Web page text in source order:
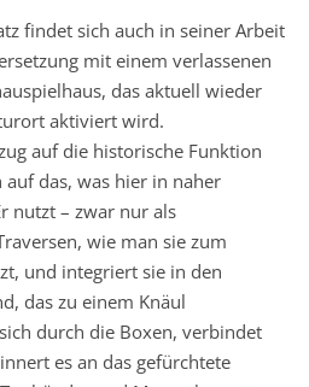
findet sich auch in seiner Arbeit
mit einem verlassenen
das aktuell wieder
aktiviert wird.
auf die historische Funktion
auf das, was hier in naher
nutzt – zwar nur als
wie man sie zum
und integriert sie in den
das zu einem Knäul
durch die Boxen, verbindet
es an das gefürchtete